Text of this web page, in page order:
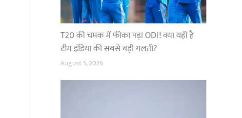
T20 की चमक में फीका पड़ा ODI! क्या यही है
टीम इंडिया की सबसे बड़ी गलती?
August 5, 2026